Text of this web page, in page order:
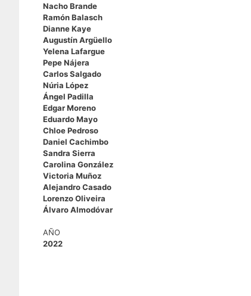
Nacho Brande
Ramón Balasch
Dianne Kaye
Augustín Argüello
Yelena Lafargue
Pepe Nájera
Carlos Salgado
Núria López
Ángel Padilla
Edgar Moreno
Eduardo Mayo
Chloe Pedroso
Daniel Cachimbo
Sandra Sierra
Carolina González
Victoria Muñoz
Alejandro Casado
Lorenzo Oliveira
Álvaro Almodóvar
AÑO
2022